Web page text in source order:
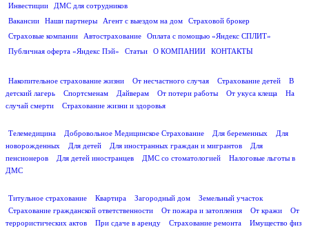
Инвестиции
ДМС для сотрудников
Вакансии
Наши партнеры Агент с выездом на дом
Страховой брокер
Страховые компании
Автострахование
Оплата с помощью «Яндекс СПЛИТ»
Публичная оферта «Яндекс Пэй»
Статьи О КОМПАНИИ
КОНТАКТЫ
Накопительное страхование жизни
От несчастного случая Страхование детей
В
детский лагерь
Спортсменам Дайверам От потери работы От укуса клеща
На
случай смерти
Страхование жизни и здоровья
Телемедицина
Добровольное Медицинское Страхование Для беременных
Для
новорожденных
Для детей Для иностранных граждан и мигрантов
Для
пенсионеров
Для детей иностранцев ДМС со стоматологией
Налоговые льготы в
ДМС
Титульное страхование
Квартира Загородный дом
Земельный участок
Страхование гражданской ответственности
От пожара и затопления От кражи
От
террористических актов
При сдаче в аренду Страхование ремонта
Имущество физ